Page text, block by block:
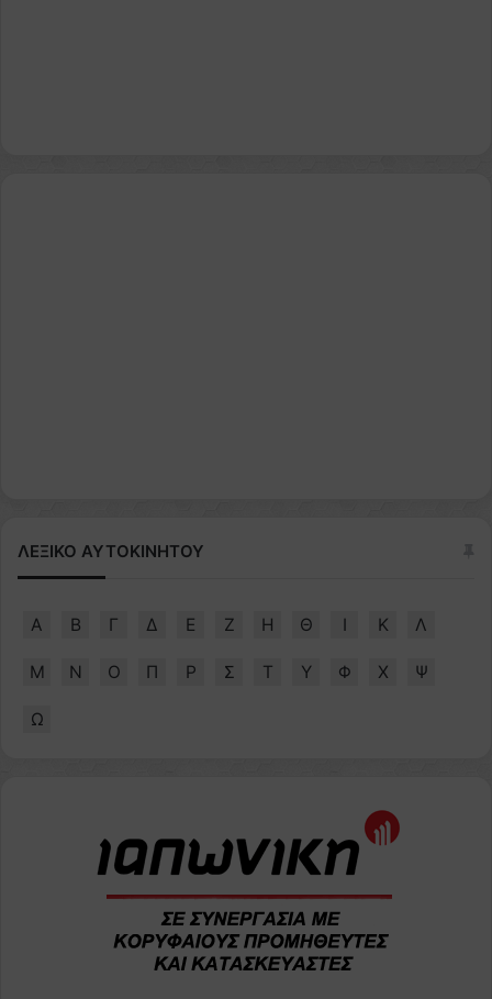
ΛΕΞΙΚΟ ΑΥΤΟΚΙΝΗΤΟΥ
Α Β Γ Δ Ε Ζ Η Θ Ι Κ Λ
Μ Ν Ο Π Ρ Σ Τ Υ Φ Χ Ψ
Ω